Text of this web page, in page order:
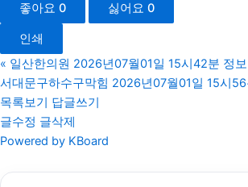
좋아요 0 싫어요 0
인쇄
« 일산한의원 2026년07월01일 15시42분 정
서대문구하수구막힘 2026년07월01일 15시
목록보기 답글쓰기
글수정 글삭제
Powered by KBoard